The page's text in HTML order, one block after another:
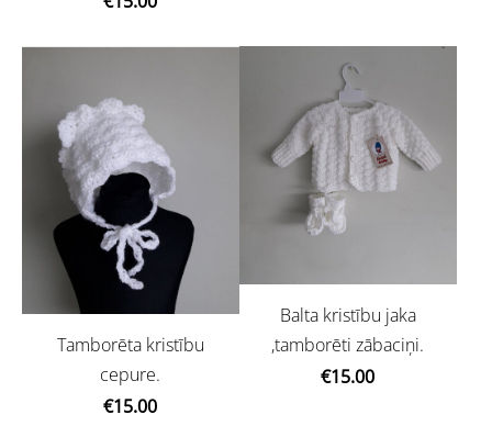
Tamborēta kristību
cepure.
€15.00
Balta kristību jaka
,tamborēti zābaciņi.
€15.00